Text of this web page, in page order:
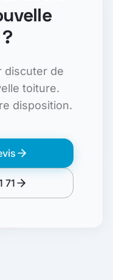
discuter de
toiture.
disposition.
71